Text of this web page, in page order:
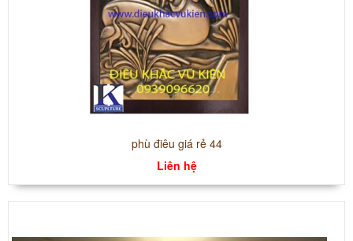
phù điêu giá rẻ 44
Liên hệ